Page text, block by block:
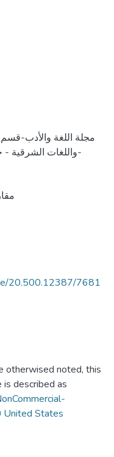
مجلة اللغة والأدب-قسم
واللغات الشرقية - جامعة الجزائر-02-أبو القاسم سعد الله-
20.500.12387/7681
otherwised noted, this
described as
United States